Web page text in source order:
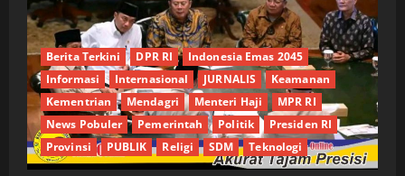
Berita Terkini DPR RI
Indonesia Emas 2045
Informasi
Internasional JURNALIS
Keamanan
Kementrian
Mendagri Menteri Haji
MPR RI
News Pobuler
Pemerintah Politik
Presiden RI
Provinsi
PUBLIK Religi SDM Teknologi